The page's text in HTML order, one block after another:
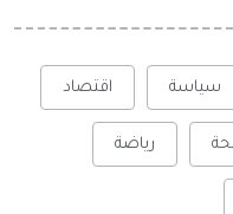
سياسة اقتصاد
رياضة